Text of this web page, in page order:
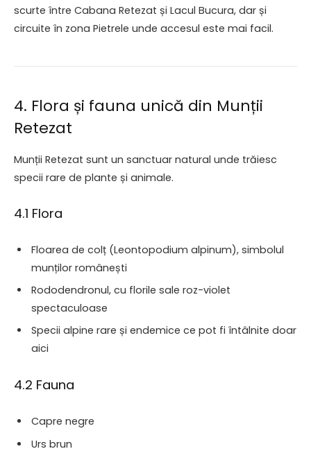
scurte între Cabana Retezat și Lacul Bucura, dar și
circuite în zona Pietrele unde accesul este mai facil.
4. Flora și fauna unică din Munții
Retezat
Munții Retezat sunt un sanctuar natural unde trăiesc
specii rare de plante și animale.
4.1 Flora
Floarea de colț (Leontopodium alpinum), simbolul
munților românești
Rododendronul, cu florile sale roz-violet
spectaculoase
Specii alpine rare și endemice ce pot fi întâlnite doar
aici
4.2 Fauna
Capre negre
Urs brun